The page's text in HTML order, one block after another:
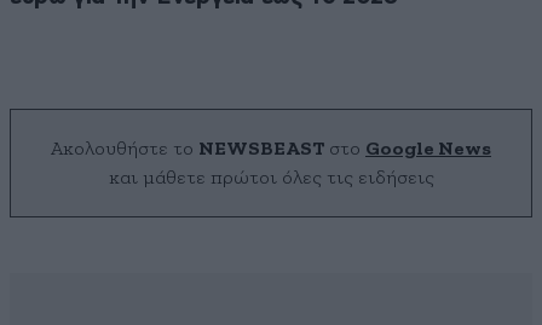
Ακολουθήστε το NEWSBEAST στο Google News
και μάθετε πρώτοι όλες τις ειδήσεις